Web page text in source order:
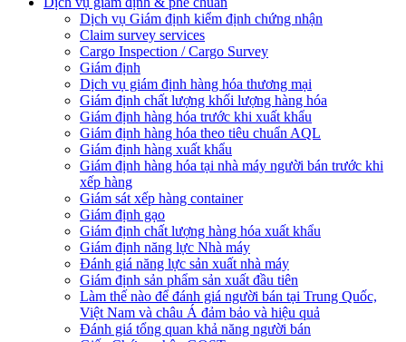
Dịch vụ Giám định kiểm định chứng nhận
Claim survey services
Cargo Inspection / Cargo Survey
Giám định
Dịch vụ giám định hàng hóa thương mại
Giám định chất lượng khối lượng hàng hóa
Giám định hàng hóa trước khi xuất khẩu
Giám định hàng hóa theo tiêu chuẩn AQL
Giám định hàng xuất khẩu
Giám định hàng hóa tại nhà máy người bán trước khi
xếp hàng
Giám sát xếp hàng container
Giám định gạo
Giám định chất lượng hàng hóa xuất khẩu
Giám định năng lực Nhà máy
Đánh giá năng lực sản xuất nhà máy
Giám định sản phẩm sản xuất đầu tiên
Làm thế nào để đánh giá người bán tại Trung Quốc,
Việt Nam và châu Á đảm bảo và hiệu quả
Đánh giá tổng quan khả năng người bán